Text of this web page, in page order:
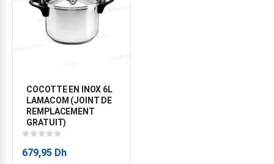
COCOTTE EN INOX 6L
LAMACOM (JOINT DE
REMPLACEMENT
GRATUIT)
679,95 Dh